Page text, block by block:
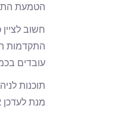
הטמעת
חשוב
התקדמות
עובדים
תוכנות
מנת לעדכן